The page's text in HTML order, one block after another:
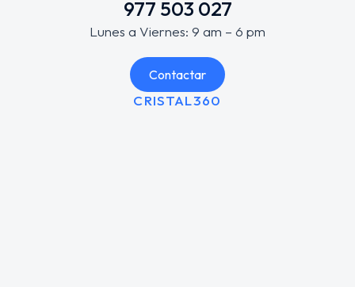
977 503 027
Lunes a Viernes: 9 am – 6 pm
Contactar
CRISTAL360